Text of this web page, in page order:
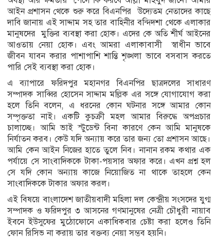
আইন প্রশাসন থেকে শুরু করে বিএনপির উদ্যেতম নেতাদের কাছে
দাবি জানায় এই সাদ্দাম সহ তার বাহিনীর বন্দিদশা থেকে এলাকার
মানুষদের মুক্তির ব্যবস্থা করা হোক। এদের কে অতি শীর্ঘ আইনের
আওতায় নেয়া হোক। এবং আমরা এলাকাবাসী স্বাধীন ভাবে
জীবন যাবন করার পাশাপাশি শান্তি শৃঙ্খলা ভাবে বসবাস করতে
পারি সেই ব্যবস্থা করা হোক।
এ ব্যাপারে ফরিদপুর মহানগর বিএনপির ছাত্রদলের সাধারণ
সম্পাদক সাব্বির হোসেন সাদ্দাম মল্লিক এর সঙ্গে যোগাযোগ করা
হলে তিনি বলেন, এ ধরনের কোন ঘটনার সঙ্গে আমার কোন
সম্পৃক্ততা নাই। একটি কুচক্রী মহল আমার বিরুদ্ধে অপপ্রচার
চালাচ্ছে। আমি ভাই স্টুডেন্ট বিনা কারণে কেন আমি মানুষকে
নির্যাতন করব। কেউ যদি অন্যায় করে তার জন্য তো প্রশাসন আছে।
আমি কেন আইন নিজের হাতে তুলে নিব। নানান রকম কথার এক
পর্যায়ে সে সাংবাদিককে টাকা-পয়সার অফার করে। এখন প্রশ্ন হল
সে যদি কোন অন্যায় কাজে নিয়োজিত না থাকে তাহলে কেন
সাংবাদিককে টাকার অফার করল।
এই বিষয়ে বাংলাদেশ জাতীয়বাদী মহিলা দল কেন্দ্রীয় সংসদের যুগ্ম
সম্পাদক ও ফরিদপুর ৩ আসনের গণমানুষের নেত্রী চৌধুরী নায়াব
ইবনে ইউসুফের মুঠোফোনে একাধিকবার চেষ্টা করা হলেও তিনি
ফোন রিসিভ না করায় তার বক্তব্য নেয়া সম্ভব হয়নি।